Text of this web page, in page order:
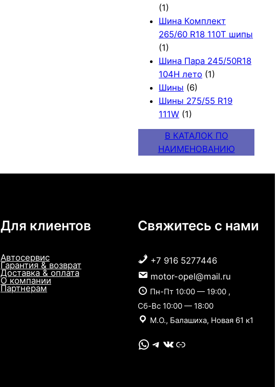
(1)
Шина Комплект
265/60 R18 110T шипы
(1)
Шина Пара 245/50R18
104H лето (1)
Шины (6)
Шины 275/55 R19
111W (1)
В КАТАЛОК ПО
НАИМЕНОВАНИЮ
Для клиентов
Автосервис
Гарантия & возврат
Доставка & оплата
О компании
Партнерам
Свяжитесь с нами
+7 916 5277446
motor-opel@mail.ru
Пн-Пт 10:00 — 19:00 ,
Сб-Вс 10:00 — 18:00
М.О., Балашиха, Новая 61 к1
WhatsApp Telegram VK Link